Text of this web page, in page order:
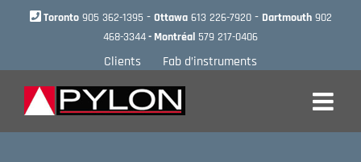
Toronto 905 362-1395 - Ottawa 613 226-7920- Dartmouth 902
468-3344- Montréal 579 217-0406
Clients Fab d’instruments